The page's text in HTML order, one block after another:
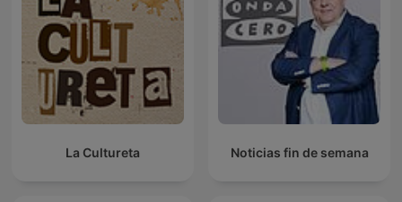
La Cultureta Noticias fin de semana